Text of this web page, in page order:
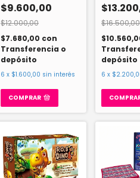
$9.600,00
$12.000,00
$7.680,00 con
Transferencia o
depósito
6 x $1.600,00 sin interés
COMPRAR
$16.500,00
depósito
6 x